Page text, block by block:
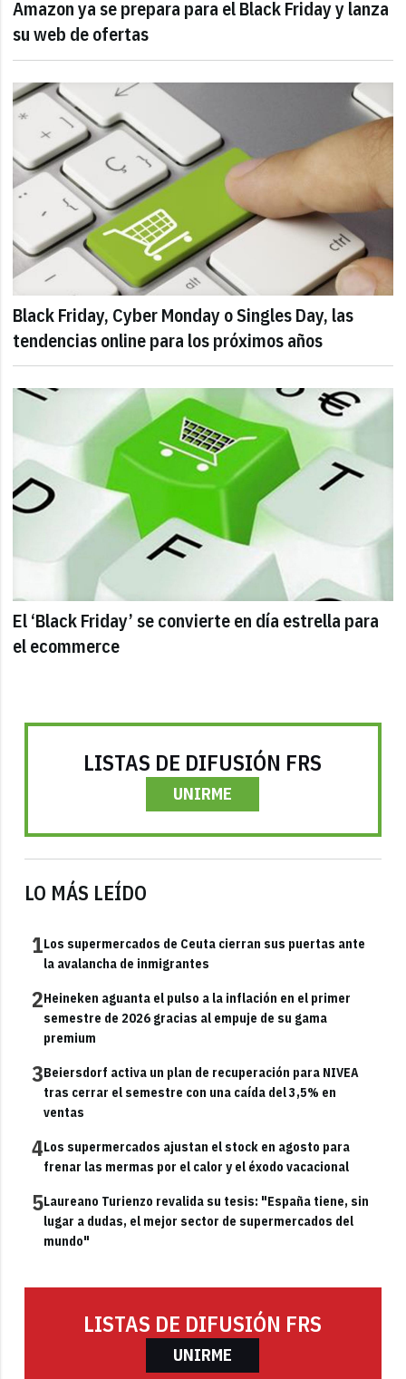
Amazon ya se prepara para el Black Friday y lanza
su web de ofertas
Black Friday, Cyber Monday o Singles Day, las
tendencias online para los próximos años
El ‘Black Friday’ se convierte en día estrella para
el ecommerce
LISTAS DE DIFUSIÓN FRS
UNIRME
LO MÁS LEÍDO
1Los supermercados de Ceuta cierran sus puertas ante
la avalancha de inmigrantes
2Heineken aguanta el pulso a la inflación en el primer
semestre de 2026 gracias al empuje de su gama
premium
3Beiersdorf activa un plan de recuperación para NIVEA
tras cerrar el semestre con una caída del 3,5% en
ventas
4Los supermercados ajustan el stock en agosto para
frenar las mermas por el calor y el éxodo vacacional
5Laureano Turienzo revalida su tesis: "España tiene, sin
lugar a dudas, el mejor sector de supermercados del
mundo"
LISTAS DE DIFUSIÓN FRS
UNIRME